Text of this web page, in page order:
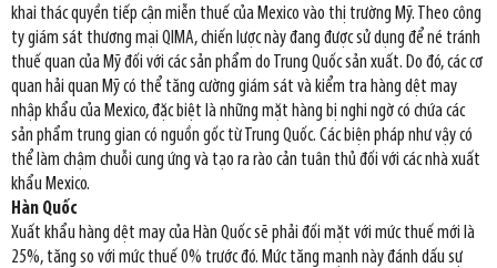
khai thác quyền tiếp cận miễn thuế của Mexico vào thị trường Mỹ. Theo công
ty giám sát thương mại QIMA, chiến lược này đang được sử dụng để né tránh
thuế quan của Mỹ đối với các sản phẩm do Trung Quốc sản xuất. Do đó, các cơ
quan hải quan Mỹ có thể tăng cường giám sát và kiểm tra hàng dệt may
nhập khẩu của Mexico, đặc biệt là những mặt hàng bị nghi ngờ có chứa các
sản phẩm trung gian có nguồn gốc từ Trung Quốc. Các biện pháp như vậy có
thể làm chậm chuỗi cung ứng và tạo ra rào cản tuân thủ đối với các nhà xuất
khẩu Mexico.
Hàn Quốc
Xuất khẩu hàng dệt may của Hàn Quốc sẽ phải đối mặt với mức thuế mới là
25%, tăng so với mức thuế 0% trước đó. Mức tăng mạnh này đánh dấu sự